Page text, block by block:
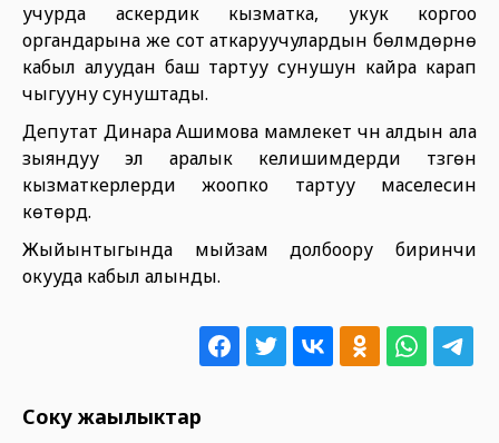
учурда аскердик кызматка, укук коргоо
органдарына же сот аткаруучулардын бөлүмдөрүнө
кабыл алуудан баш тартуу сунушун кайра карап
чыгууну сунуштады.
Депутат Динара Ашимова мамлекет үчүн алдын ала
зыяндуу эл аралык келишимдерди түзгөн
кызматкерлерди жоопко тартуу маселесин
көтөрдү.
Жыйынтыгында мыйзам долбоору биринчи
окууда кабыл алынды.
Соңку жаңылыктар